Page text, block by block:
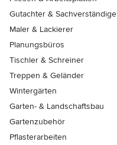
Gutachter & Sachverständige
Maler & Lackierer
Planungsbüros
Tischler & Schreiner
Treppen & Geländer
Wintergärten
Garten- & Landschaftsbau
Gartenzubehör
Pflasterarbeiten